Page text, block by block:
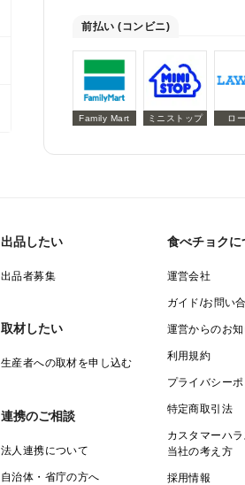
前払い (コンビニ)
Family Mart ミニストップ ロ
出品したい
出品者募集
取材したい
生産者への取材を申し込む
連携のご相談
法人連携について
自治体・省庁の方へ
食べチョクに
運営会社
ガイド/お問い
運営からのお
利用規約
プライバシー
特定商取引法
カスタマーハ
当社の考え方
採用情報